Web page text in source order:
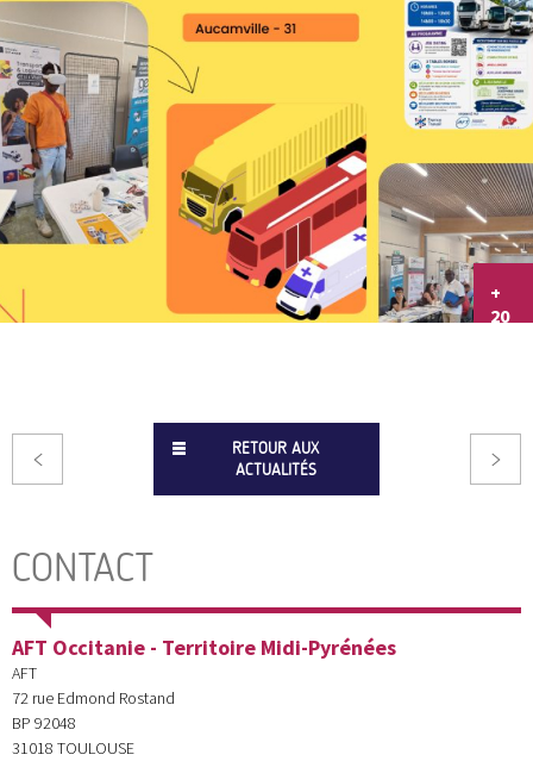
+
20
RETOUR AUX
ACTUALITÉS
CONTACT
AFT Occitanie - Territoire Midi-Pyrénées
AFT
72 rue Edmond Rostand
BP 92048
31018 TOULOUSE